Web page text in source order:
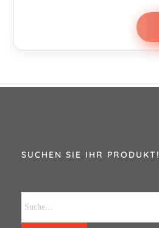
SUCHEN SIE IHR PRODUKT!